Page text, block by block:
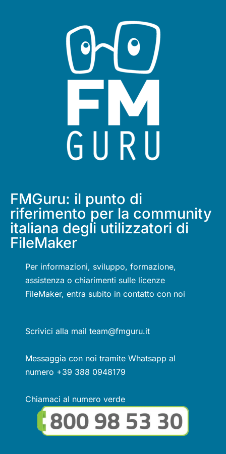
FMGuru: il punto di
riferimento per la community
italiana degli utilizzatori di
FileMaker
Per informazioni, sviluppo, formazione,
assistenza o chiarimenti sulle licenze
FileMaker, entra subito in contatto con noi
Scrivici alla mail team@fmguru.it
Messaggia con noi tramite Whatsapp al
numero +39 388 0948179
Chiamaci al numero verde